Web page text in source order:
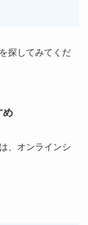
探してみてくだ
め
、オンラインシ